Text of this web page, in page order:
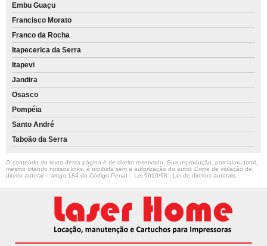
Embu Guaçu
Francisco Morato
Franco da Rocha
Itapecerica da Serra
Itapevi
Jandira
Osasco
Pompéia
Santo André
Taboão da Serra
O conteúdo do texto desta página é de direito reservado. Sua reprodução, parcial ou total,
mesmo citando nossos links, é proibida sem a autorização do autor. Crime de violação de
direito autoral – artigo 184 do Código Penal – Lei 9610/98 - Lei de direitos autorais